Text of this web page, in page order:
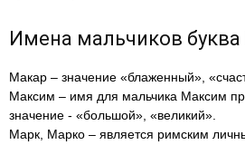
Имена мальчиков
Макар – значение «блаженный»,
Максим – имя для мальчика Максим
значение - «большой», «великий».
Марк, Марко – является римским